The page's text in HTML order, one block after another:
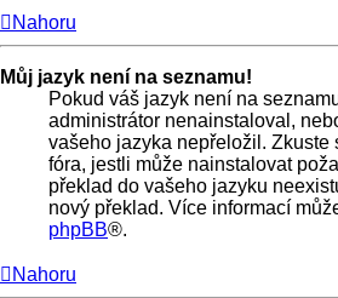
Nahoru
Můj jazyk není na seznamu!
Pokud váš jazyk není na
administrátor nenainstaloval,
vašeho jazyka nepřeložil. Zkuste
fóra, jestli může nainstalovat
překlad do vašeho jazyku
nový překlad. Více informací
phpBB®.
Nahoru